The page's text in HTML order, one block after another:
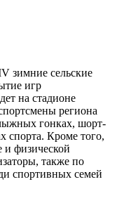
зимние сельские
игр
на стадионе
региона
гонках, шорт-
спорта. Кроме того,
и физической
также по
спортивных семей